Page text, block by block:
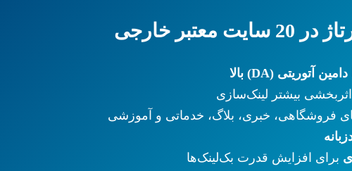
خارجی
بیشتر لینک‌سازی
فروشگاهی، خبری، بلاگ، خدماتی و آموزشی
برای افزایش قدرت بک‌لینک‌ها